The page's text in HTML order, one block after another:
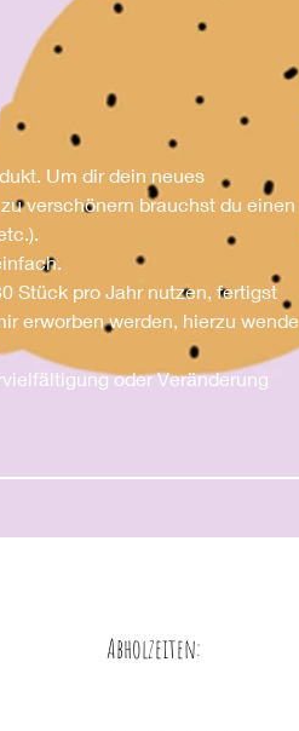
Um dir dein neues
verschönern brauchst du einen
Stück pro Jahr nutzen, fertigst
erworben werden, hierzu wende
oder Veränderung
Abholzeiten: